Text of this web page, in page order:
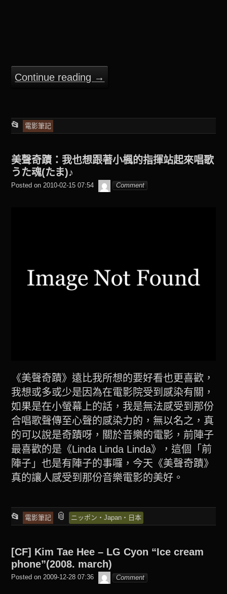
Continue reading →
📂
This
was
posted
in
電影筆記
美聲奇蹟：我也想跟著小楓的指揮站起來唱歌
うた魂(たま)♪
Posted on 2010-02-15 07:54 beagle2001_tw
Comment
《美聲奇蹟》遠比我所想的要好看也更喜歡，
我想或多或少是因為在電影院受到感染有關，
如果是在小螢幕上的話，我是無法感受到那份
合唱歌聲傳至心聲的感染力的，無以名之，真
的可以說是奇蹟呀，關於音樂的電影，前陣子
最喜歡的是《Linda Linda Linda》，這個「前
陣子」也是有陣子的事囉，今天《美聲奇蹟》
真的讓人感受到那份音樂電影的美好。
📂 This
entry
posted
in
電影筆記 📎 and
ニッポン‧Japan‧日本
[CF] Kim Tae Hee – LG Cyon “Ice cream
phone”(2008. march)
Posted on 2009-12-28 07:36 beagle2001_tw
Comment